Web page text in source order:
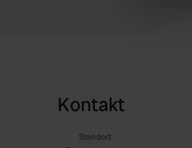
Kontakt
Standort